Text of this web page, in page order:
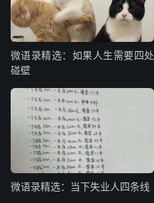
微语录精选：如果人生需要四处
碰壁
微语录精选：当下失业人四条线